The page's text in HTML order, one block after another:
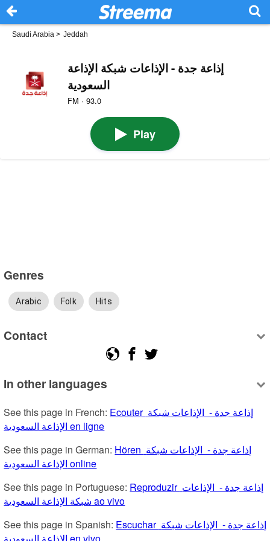
Saudi Arabia > Jeddah
إذاعة جدة - الإذاعات شبكة الإذاعة
السعودية
FM · 93.0
Play
Genres
Arabic Folk Hits
Contact
In other languages
See this page in French: Ecouter إذاعة جدة -  الإذاعات شبكة
الإذاعة السعودية en ligne
See this page in German: Hören إذاعة جدة -  الإذاعات شبكة
الإذاعة السعودية online
See this page in Portuguese: Reproduzir إذاعة جدة -  الإذاعات
شبكة الإذاعة السعودية ao vivo
See this page in Spanish: Escuchar إذاعة جدة -  الإذاعات شبكة
الإذاعة السعودية en vivo